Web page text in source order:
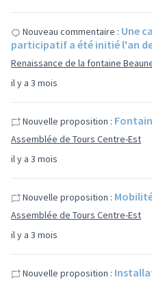
il y a 3 mois
Nouveau commentaire : Une
participatif a été initié l'an
Renaissance de la fontaine
il y a 3 mois
Nouvelle proposition :
Assemblée de Tours Centre-Est
il y a 3 mois
Nouvelle proposition :
Assemblée de Tours Centre-Est
Nouvelle proposition :